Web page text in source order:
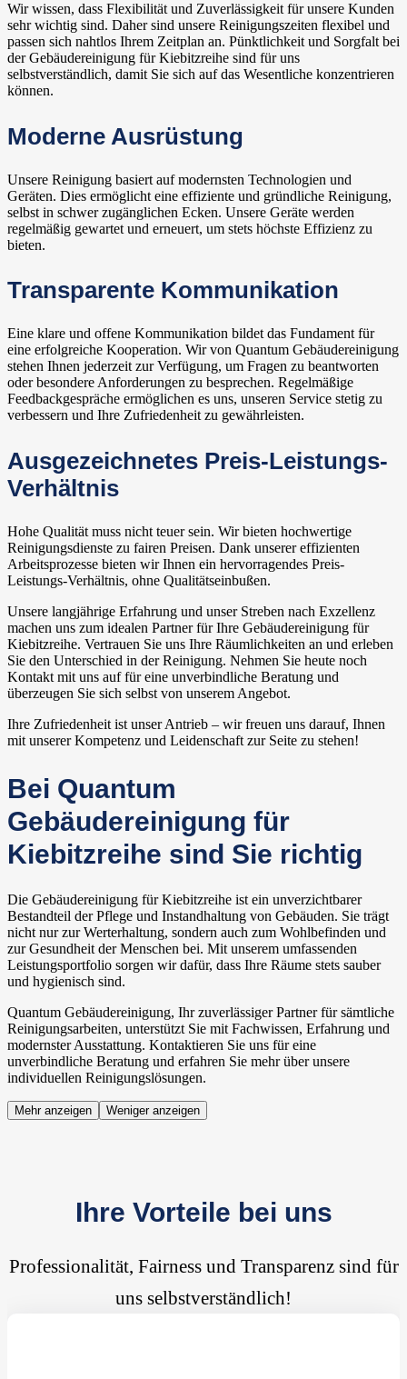
Wir wissen, dass Flexibilität und Zuverlässigkeit für unsere Kunden
sehr wichtig sind. Daher sind unsere Reinigungszeiten flexibel und
passen sich nahtlos Ihrem Zeitplan an. Pünktlichkeit und Sorgfalt bei
der Gebäudereinigung für Kiebitzreihe sind für uns
selbstverständlich, damit Sie sich auf das Wesentliche konzentrieren
können.
Moderne Ausrüstung
Unsere Reinigung basiert auf modernsten Technologien und
Geräten. Dies ermöglicht eine effiziente und gründliche Reinigung,
selbst in schwer zugänglichen Ecken. Unsere Geräte werden
regelmäßig gewartet und erneuert, um stets höchste Effizienz zu
bieten.
Transparente Kommunikation
Eine klare und offene Kommunikation bildet das Fundament für
eine erfolgreiche Kooperation. Wir von Quantum Gebäudereinigung
stehen Ihnen jederzeit zur Verfügung, um Fragen zu beantworten
oder besondere Anforderungen zu besprechen. Regelmäßige
Feedbackgespräche ermöglichen es uns, unseren Service stetig zu
verbessern und Ihre Zufriedenheit zu gewährleisten.
Ausgezeichnetes Preis-Leistungs-
Verhältnis
Hohe Qualität muss nicht teuer sein. Wir bieten hochwertige
Reinigungsdienste zu fairen Preisen. Dank unserer effizienten
Arbeitsprozesse bieten wir Ihnen ein hervorragendes Preis-
Leistungs-Verhältnis, ohne Qualitätseinbußen.
Unsere langjährige Erfahrung und unser Streben nach Exzellenz
machen uns zum idealen Partner für Ihre Gebäudereinigung für
Kiebitzreihe. Vertrauen Sie uns Ihre Räumlichkeiten an und erleben
Sie den Unterschied in der Reinigung. Nehmen Sie heute noch
Kontakt mit uns auf für eine unverbindliche Beratung und
überzeugen Sie sich selbst von unserem Angebot.
Ihre Zufriedenheit ist unser Antrieb – wir freuen uns darauf, Ihnen
mit unserer Kompetenz und Leidenschaft zur Seite zu stehen!
Bei Quantum
Gebäudereinigung für
Kiebitzreihe sind Sie richtig
Die Gebäudereinigung für Kiebitzreihe ist ein unverzichtbarer
Bestandteil der Pflege und Instandhaltung von Gebäuden. Sie trägt
nicht nur zur Werterhaltung, sondern auch zum Wohlbefinden und
zur Gesundheit der Menschen bei. Mit unserem umfassenden
Leistungsportfolio sorgen wir dafür, dass Ihre Räume stets sauber
und hygienisch sind.
Quantum Gebäudereinigung, Ihr zuverlässiger Partner für sämtliche
Reinigungsarbeiten, unterstützt Sie mit Fachwissen, Erfahrung und
modernster Ausstattung. Kontaktieren Sie uns für eine
unverbindliche Beratung und erfahren Sie mehr über unsere
individuellen Reinigungslösungen.
Mehr anzeigen Weniger anzeigen
Ihre Vorteile bei uns
Professionalität, Fairness und Transparenz sind für
uns selbstverständlich!